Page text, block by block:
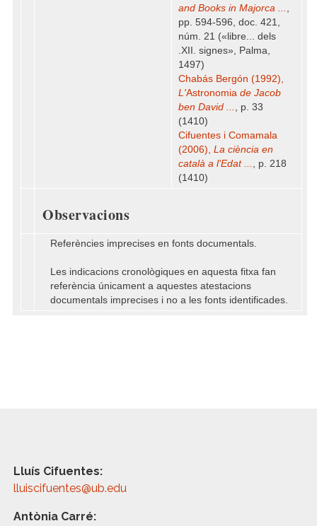
and Books in Majorca ... ,
pp. 594-596, doc. 421,
núm. 21 («libre... dels
.XII. signes», Palma,
1497)
Chabás Bergón (1992),
L'Astronomia de Jacob
ben David ... , p. 33
(1410)
Cifuentes i Comamala
(2006), La ciència en
català a l'Edat ... , p. 218
(1410)
Observacions
Referències imprecises en fonts documentals.
Les indicacions cronològiques en aquesta fitxa fan
referència únicament a aquestes atestacions
documentals imprecises i no a les fonts identificades.
Lluís Cifuentes:
lluiscifuentes@ub.edu
Antònia Carré: